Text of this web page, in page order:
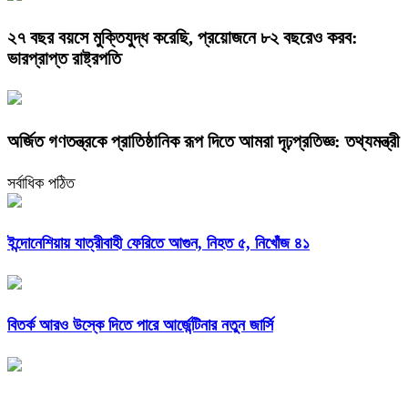
২৭ বছর বয়সে মুক্তিযুদ্ধ করেছি, প্রয়োজনে ৮২ বছরেও করব:
ভারপ্রাপ্ত রাষ্ট্রপতি
অর্জিত গণতন্ত্রকে প্রাতিষ্ঠানিক রূপ দিতে আমরা দৃঢ়প্রতিজ্ঞ: তথ্যমন্ত্রী
সর্বাধিক পঠিত
ইন্দোনেশিয়ায় যাত্রীবাহী ফেরিতে আগুন, নিহত ৫, নিখোঁজ ৪১
বিতর্ক আরও উস্কে দিতে পারে আর্জেন্টিনার নতুন জার্সি